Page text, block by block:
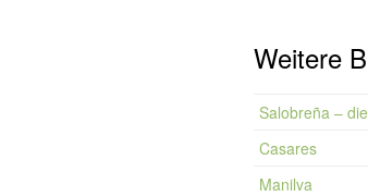
Weitere
Salobreña –
Casares
Manilva